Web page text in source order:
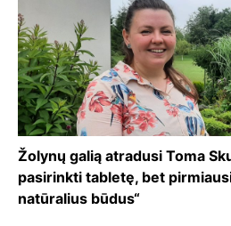
Žolynų galią atradusi Toma
pasirinkti tabletę, bet
natūralius būdus“